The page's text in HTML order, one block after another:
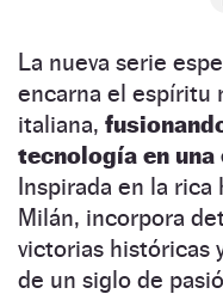
La nueva serie
encarna el espíritu
italiana,
tecnología en
Inspirada en la rica
Milán, incorpora
victorias históricas
de un siglo de